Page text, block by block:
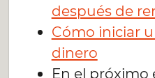
después de
Cómo iniciar
dinero
En el próximo